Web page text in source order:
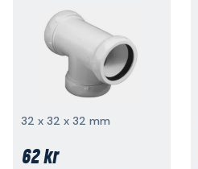
32 x 32 x 32 mm
62 kr